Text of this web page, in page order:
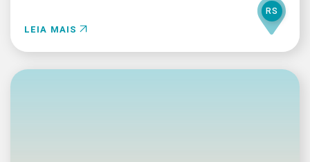
LEIA MAIS
RS